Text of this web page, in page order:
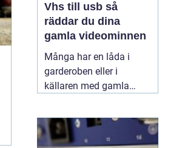
Vhs till usb så
räddar du dina
gamla videominnen
Många har en låda i
garderoben eller i
källaren med gamla
första steg,
skolavslutningar och
födelsedagar. Spelaren